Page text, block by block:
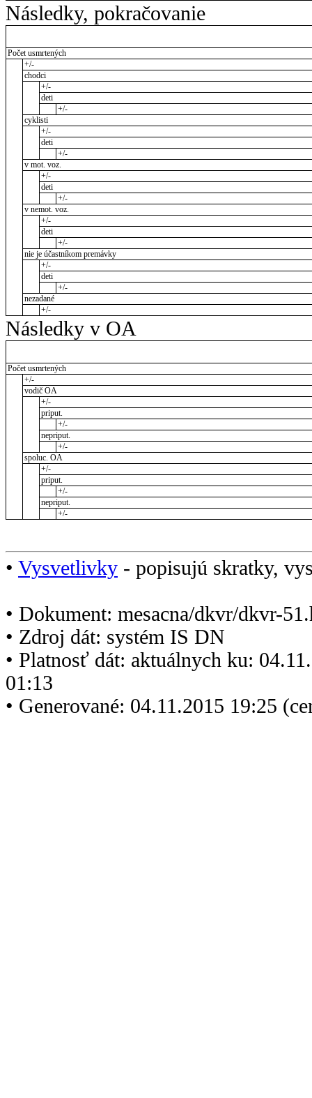
Následky, pokračovanie
Počet usmrtených
+/-
chodci
+/-
deti
+/-
cyklisti
+/-
deti
+/-
v mot. voz.
+/-
deti
+/-
v nemot. voz.
+/-
deti
+/-
nie je účastníkom premávky
+/-
deti
+/-
nezadané
+/-
Následky v OA
Počet usmrtených
+/-
vodič OA
+/-
priput.
+/-
nepriput.
+/-
spoluc. OA
+/-
priput.
+/-
nepriput.
+/-
• Vysvetlivky - popisujú skratky,
• Dokument: mesacna/dkvr/dkvr-
• Zdroj dát: systém IS DN
• Platnosť dát: aktuálnych ku:
01:13
• Generované: 04.11.2015 19:25